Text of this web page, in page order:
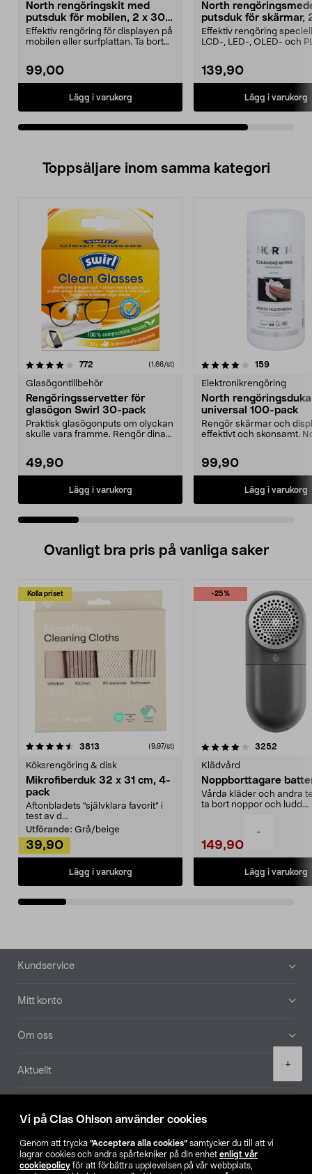
Vi på Clas Ohlson använder cookies
Genom att trycka ”Acceptera alla cookies” samtycker du till att vi
lagrar cookies och andra spårtekniker på din enhet enligt vår
cookiepolicy för att förbättra upplevelsen på vår webbplats,
-
+
North rengöringskit med
putsduk för mobilen, 2 x 30
ml
Effektiv rengöring för displayen på
mobilen eller surfplattan. Ta bort
99,00
Lägg i varukorg
North
putsduk för skärmar,
Effektiv rengöring
LCD-, LED-, OLED- och
139,90
Lägg i varukorg
Toppsäljare inom samma kategori
772 (1,66/st)
Glasögontillbehör
Rengöringsservetter för
glasögon Swirl 30-pack
Praktisk glasögonputs om olyckan
skulle vara framme. Rengör dina
49,90
Lägg i varukorg
4.0 av 5 stjärnor 159
Elektronikrengöring
North
universal 100-pack
Rengör skärmar och
effektivt och skonsamt.
99,90
Lägg i varukorg
5.0 av 5 stjärnor
Ovanligt bra pris på vanliga saker
Kolla priset
3813 (9,97/st)
Köksrengöring & disk
Mikrofiberduk 32 x 31 cm, 4-
pack
Aftonbladets "självklara favorit” i
test av d...
Utförande: Grå/beige
39,90
Lägg i varukorg
-25%
4.0av 5 stjärnor 3252
Klädvård
Noppborttagare
Vårda kläder och andra
ta bort noppor och ludd.
149,90
Lägg i varukorg
4.5av 5 stjärnor
Sidfot
Kundservice
Mitt konto
Om oss
Aktuellt
Hitta butik